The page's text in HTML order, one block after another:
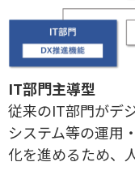
IT部門主導型
従来のIT部門がデ
システム等の運用
化を進めるため、